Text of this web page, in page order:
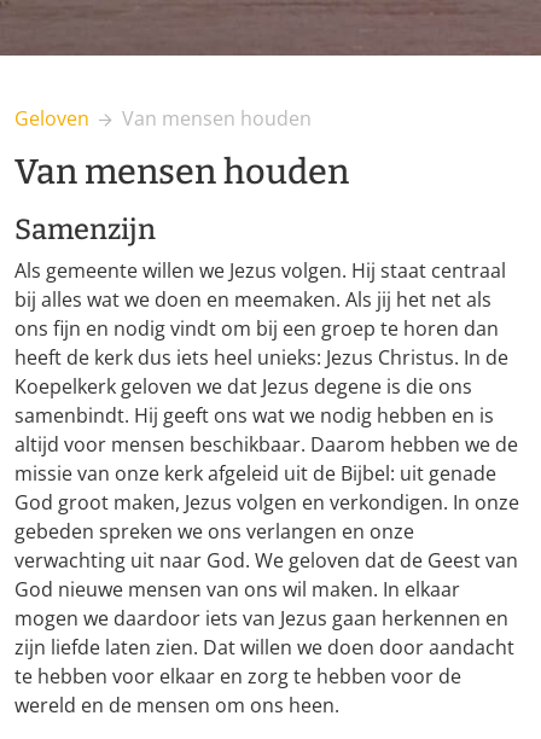
Geloven Van mensen houden
Van mensen houden
Samenzijn
Als gemeente willen we Jezus volgen. Hij staat centraal
bij alles wat we doen en meemaken. Als jij het net als
ons fijn en nodig vindt om bij een groep te horen dan
heeft de kerk dus iets heel unieks: Jezus Christus. In de
Koepelkerk geloven we dat Jezus degene is die ons
samenbindt. Hij geeft ons wat we nodig hebben en is
altijd voor mensen beschikbaar. Daarom hebben we de
missie van onze kerk afgeleid uit de Bijbel: uit genade
God groot maken, Jezus volgen en verkondigen. In onze
gebeden spreken we ons verlangen en onze
verwachting uit naar God. We geloven dat de Geest van
God nieuwe mensen van ons wil maken. In elkaar
mogen we daardoor iets van Jezus gaan herkennen en
zijn liefde laten zien. Dat willen we doen door aandacht
te hebben voor elkaar en zorg te hebben voor de
wereld en de mensen om ons heen.